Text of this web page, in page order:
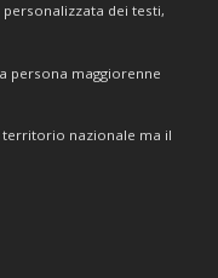
dei testi,
persona maggiorenne
nazionale ma il